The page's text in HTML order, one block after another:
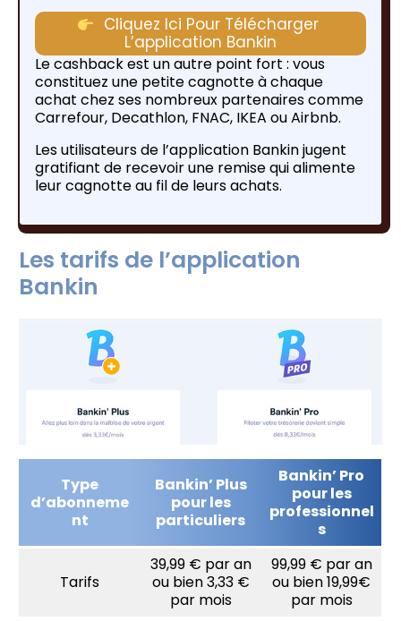
Cliquez Ici Pour Télécharger
L’application Bankin
Le cashback est un autre point fort : vous
constituez une petite cagnotte à chaque
achat chez ses nombreux partenaires comme
Carrefour, Decathlon, FNAC, IKEA ou Airbnb.
Les utilisateurs de l’application Bankin jugent
gratifiant de recevoir une remise qui alimente
leur cagnotte au fil de leurs achats.
Les tarifs de l’application
Bankin
Type
d’abonneme
nt
Bankin’ Plus
pour les
particuliers
Bankin’ Pro
pour les
professionnel
s
Tarifs
39,99 € par an
ou bien 3,33 €
par mois
99,99 € par an
ou bien 19,99€
par mois